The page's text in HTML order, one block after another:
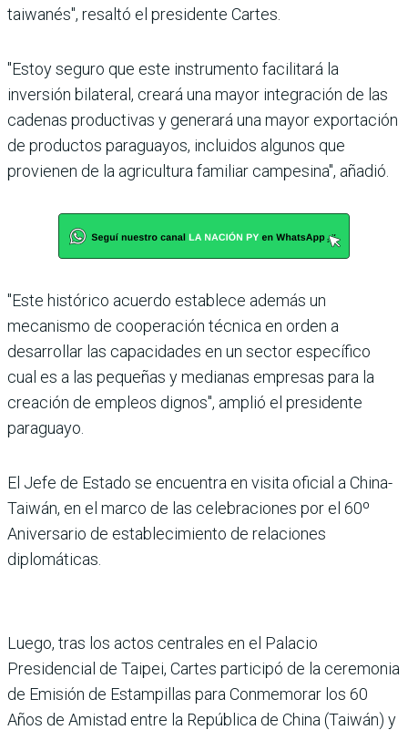
taiwanés", resaltó el presidente Cartes.
"Estoy seguro que este instrumento facilitará la
inversión bilateral, creará una mayor integración de las
cadenas productivas y generará una mayor exportación
de productos paraguayos, incluidos algunos que
provienen de la agricultura familiar campesina", añadió.
"Este histórico acuerdo establece además un
mecanismo de cooperación técnica en orden a
desarrollar las capacidades en un sector específico
cual es a las pequeñas y medianas empresas para la
creación de empleos dignos", amplió el presidente
paraguayo.
El Jefe de Estado se encuentra en visita oficial a China-
Taiwán, en el marco de las celebraciones por el 60º
Aniversario de establecimiento de relaciones
diplomáticas.
Luego, tras los actos centrales en el Palacio
Presidencial de Taipei, Cartes participó de la ceremonia
de Emisión de Estampillas para Conmemorar los 60
Años de Amistad entre la República de China (Taiwán) y